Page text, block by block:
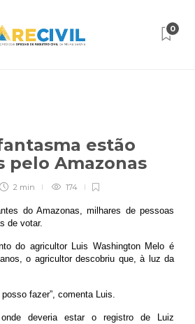
0
estão
pelo Amazonas
2 min 174
do Amazonas, milhares de pessoas
de votar.
do agricultor Luis Washington Melo é
o agricultor descobriu que, à luz da
fazer”, comenta Luis.
deveria estar o registro de Luiz